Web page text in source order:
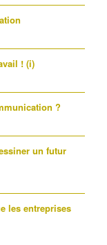
! (i)
?
un futur
les entreprises